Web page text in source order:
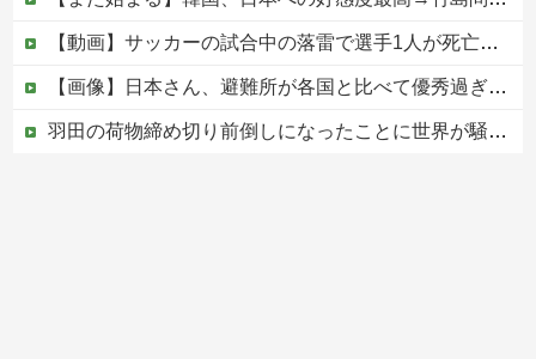
【動画】サッカーの試合中の落雷で選手1人が死亡、12人が負傷した事故。
【画像】日本さん、避難所が各国と比べて優秀過ぎると話題に
羽田の荷物締め切り前倒しになったことに世界が騒然！←「日本のサービス劣化の兆候！」（海外の反応）